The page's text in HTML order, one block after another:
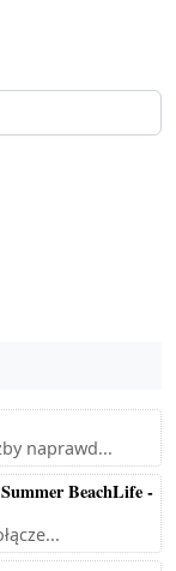
naprawd...
BeachLife -